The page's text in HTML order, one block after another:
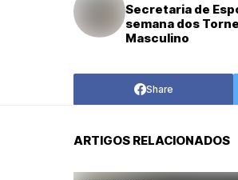
Secretaria de
semana dos
Masculino
Share
ARTIGOS RELACIONADOS